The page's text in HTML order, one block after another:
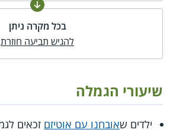
בכל מקרה ניתן
להגיש תביעה חוזרת
שיעורי הגמלה
ילדים שאובחנו עם אוטיזם